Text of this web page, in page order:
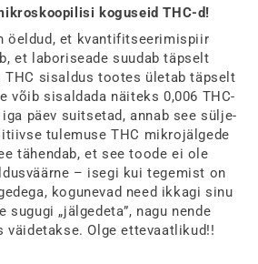
koguseid THC-d!
öeldud, et kvantifitseerimispiir
et laboriseade suudab täpselt
THC sisaldus tootes ületab täpselt
võib sisaldada näiteks 0,006 THC-
päev suitsetad, annab see sülje-
tulemuse THC mikrojälgede
tähendab, et see toode ei ole
– isegi kui tegemist on
kogunevad need ikkagi sinu
sugugi „jälgedeta”, nagu nende
Olge ettevaatlikud!!